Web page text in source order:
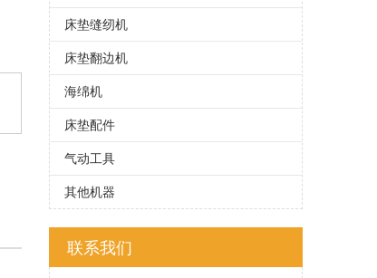
床垫缝纫机
床垫翻边机
海绵机
床垫配件
气动工具
其他机器
联系我们